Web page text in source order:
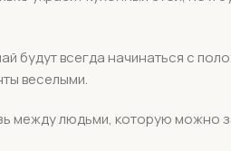
будут всегда начинаться с
веселыми.
между людьми, которую можно